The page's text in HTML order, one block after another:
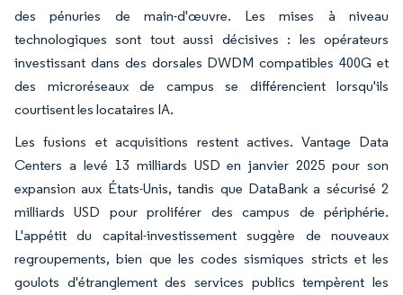
des pénuries de main-d'œuvre. Les mises à niveau
technologiques sont tout aussi décisives : les opérateurs
investissant dans des dorsales DWDM compatibles 400G et
des microréseaux de campus se différencient lorsqu'ils
courtisent les locataires IA.
Les fusions et acquisitions restent actives. Vantage Data
Centers a levé 13 milliards USD en janvier 2025 pour son
expansion aux États-Unis, tandis que DataBank a sécurisé 2
milliards USD pour proliférer des campus de périphérie.
L'appétit du capital-investissement suggère de nouveaux
regroupements, bien que les codes sismiques stricts et les
goulots d'étranglement des services publics tempèrent les